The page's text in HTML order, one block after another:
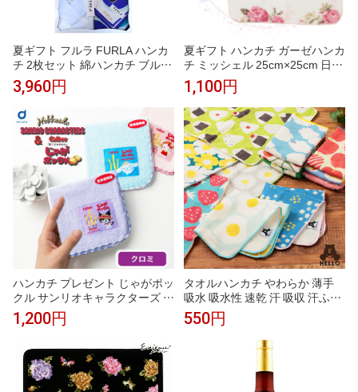
夏ギフト フルラ FURLA ハンカ
チ 2枚セット 綿ハンカチ ブルー
50cm タオルハンカチ ブルー 23
cm 高級 海外 イタリア レディー
ス ブランド ギフト プレゼント
女性 人気 おしゃれ かわいい フ
ェミニン スタイリッシュ ラッピ
ング対応 誕生日 お礼 お返し お
祝い
3,960円
夏ギフト ハンカチ ガーゼハンカ
チ ミッシェル 25cm×25cm 日本
製 ギフトボックス入り レディー
ス ギフト プレゼント 女性 赤ち
ゃん ベビー おしゃれ 人気 誕生
日 お礼 お返し お祝い ノベルテ
ィ 贈答品 敬老の日 タオルギフ
ト
1,100円
ハンカチ プレゼント じゃがポッ
クル サンリオキャラクターズ 織
ネームタオル クロミ 1枚 北海道
限定 タオル ハンカチ キティち
ゃん Sanrio キャラクター グッ
ズ お土産 プレゼント ギフト か
わいい レディース 子供 北海道
土産 父の日 【パケ】
1,200円
タオルハンカチ やわらか 薄手
吸水 吸水性 速乾 汗 吸収 汗ふき
おしゃれ 柄物 レディース 女の
子 かわいい まとめ買い 綿 綿10
0 コットン HELLOBEAR 現代百
貨 A293 Gh018
550円